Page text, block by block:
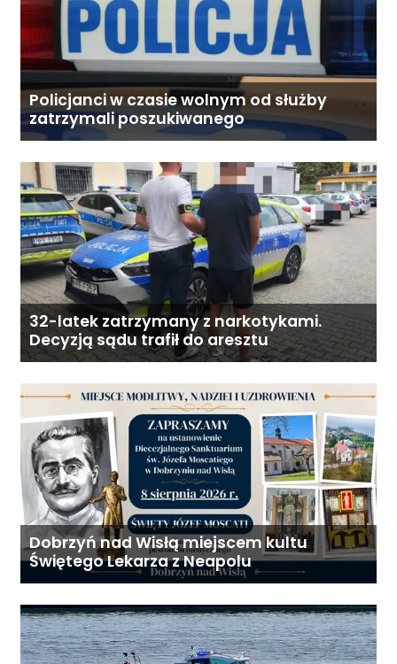
Policjanci w czasie wolnym od służby
zatrzymali poszukiwanego
32-latek zatrzymany z narkotykami.
Decyzją sądu trafił do aresztu
Dobrzyń nad Wisłą miejscem kultu
Świętego Lekarza z Neapolu